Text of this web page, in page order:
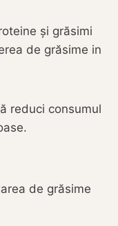
și grăsimi
de grăsime in
reduci consumul
de grăsime